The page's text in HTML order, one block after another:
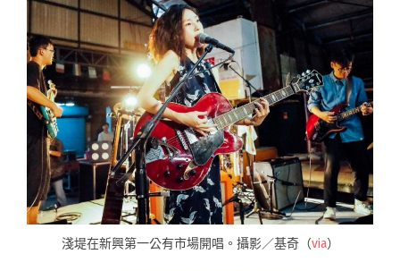
淺堤在新興第一公有市場開唱。攝影／基奇（via）